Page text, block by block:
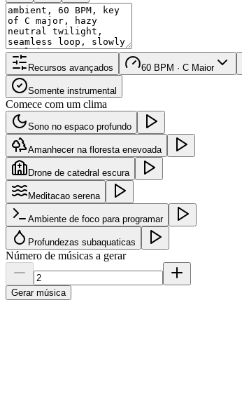
Recursos avançados 60 BPM · C Maior
Somente instrumental
Comece com um clima
Sono no espaco profundo
Amanhecer na floresta enevoada
Drone de catedral escura
Meditacao serena
Ambiente de foco para programar
Profundezas subaquaticas
Número de músicas a gerar
Gerar música